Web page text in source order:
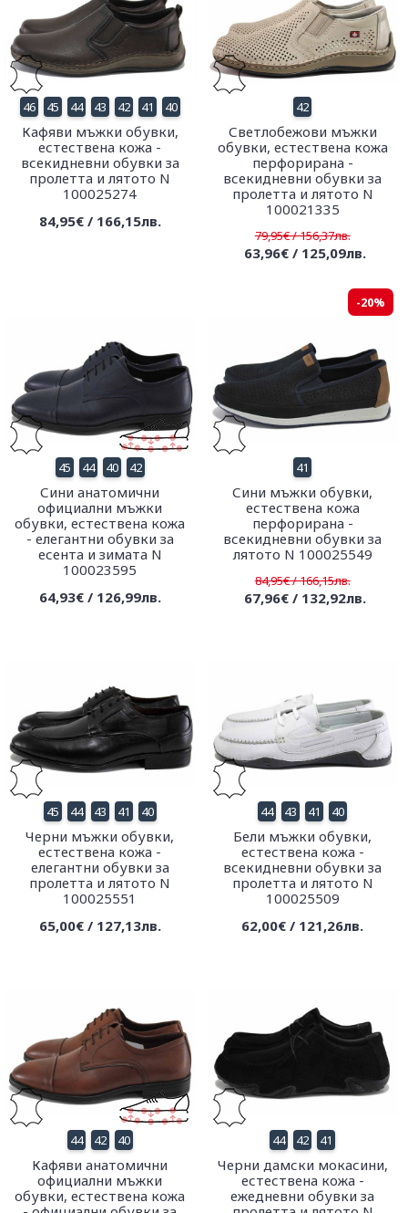
46 45 44 43 42 41 40
Кафяви мъжки обувки,
естествена кожа -
всекидневни обувки за
пролетта и лятото N
100025274
84,95€ / 166,15лв.
42
Светлобежови мъжки
обувки, естествена кожа
перфорирана -
всекидневни обувки за
пролетта и лятото N
100021335
79,95€ / 156,37лв.
63,96€ / 125,09лв.
45 44 40 42
Сини анатомични
официални мъжки
обувки, естествена кожа
- елегантни обувки за
есента и зимата N
100023595
64,93€ / 126,99лв.
-20%
41
Сини мъжки обувки,
естествена кожа
перфорирана -
всекидневни обувки за
лятото N 100025549
84,95€ / 166,15лв.
67,96€ / 132,92лв.
45 44 43 41 40
Черни мъжки обувки,
естествена кожа -
елегантни обувки за
пролетта и лятото N
100025551
65,00€ / 127,13лв.
44 43 41 40
Бели мъжки обувки,
естествена кожа -
всекидневни обувки за
пролетта и лятото N
100025509
62,00€ / 121,26лв.
44 42 40
Кафяви анатомични
официални мъжки
обувки, естествена кожа
44 42 41
Черни дамски мокасини,
естествена кожа -
ежедневни обувки за